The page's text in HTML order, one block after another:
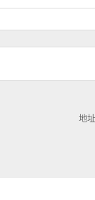
地